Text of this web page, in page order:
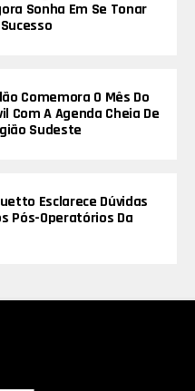
Sonha Em Se Tonar
Comemora O Mês Do
Com A Agenda Cheia De
Sudeste
Esclarece Dúvidas
Pós-Operatórios Da